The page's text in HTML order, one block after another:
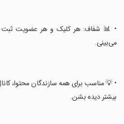
‏• 📊 شفاف: هر کلیک و هر عضویت ثبت
می‌بینی.
‏• 💡 مناسب برای همه سازندگان محتوا،
بیشتر دیده بشن.